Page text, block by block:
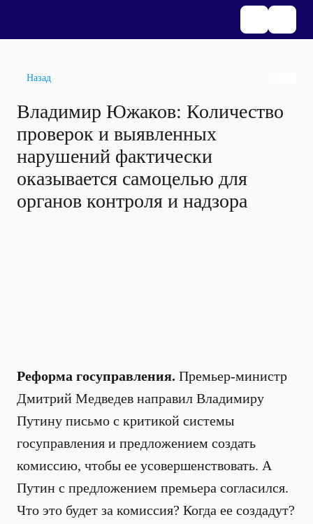
Назад
Владимир Южаков: Количество
проверок и выявленных
нарушений фактически
оказывается самоцелью для
органов контроля и надзора
Реформа госуправления. Премьер-министр
Дмитрий Медведев направил Владимиру
Путину письмо с критикой системы
госуправления и предложением создать
комиссию, чтобы ее усовершенствовать. А
Путин с предложением премьера согласился.
Что это будет за комиссия? Когда ее создадут?